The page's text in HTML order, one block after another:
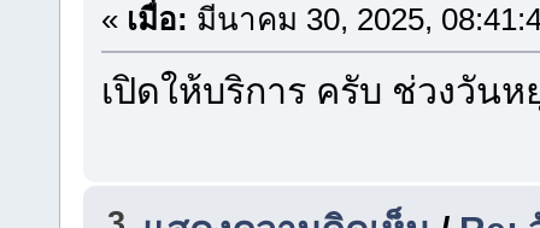
« เมื่อ: มีนาคม 30, 2025,
เปิดให้บริการ ครับ ช่วงวัน